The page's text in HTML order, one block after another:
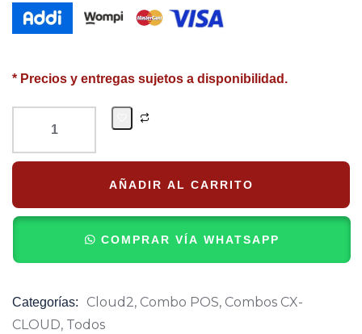
* Precios y entregas sujetos a disponibilidad.
AÑADIR AL CARRITO
COMPRAR VÍA WHATSAPP
Categorías: Cloud2, Combo POS, Combos CX-
CLOUD, Todos